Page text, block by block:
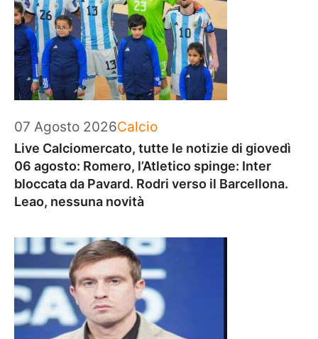
07 Agosto 2026Categorie
Calcio
Live Calciomercato, tutte le notizie di giovedì
06 agosto: Romero, l’Atletico spinge: Inter
bloccata da Pavard. Rodri verso il Barcellona.
Leao, nessuna novità